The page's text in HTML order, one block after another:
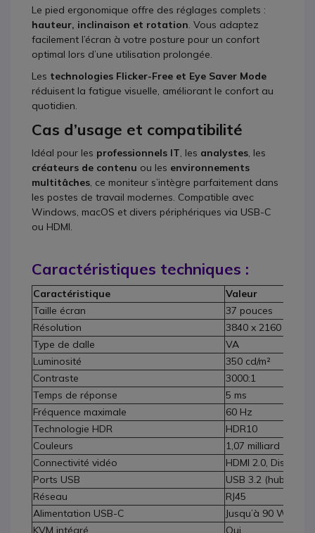
Le pied ergonomique offre des réglages complets :
hauteur, inclinaison et rotation . Vous adaptez
facilement l’écran à votre posture pour un confort
optimal lors d’une utilisation prolongée.
Les technologies Flicker-Free et Eye Saver Mode
réduisent la fatigue visuelle, améliorant le confort au
quotidien.
Cas d’usage et compatibilité
Idéal pour les professionnels IT , les analystes , les
créateurs de contenu ou les environnements
multitâches , ce moniteur s’intègre parfaitement dans
les postes de travail modernes. Compatible avec
Windows, macOS et divers périphériques via USB-C
ou HDMI.
Caractéristiques techniques :
Caractéristique
Valeur
Taille écran
37 pouces
Résolution
3840 x 2160 (4K
Type de dalle
VA
Luminosité
350 cd/m²
Contraste
3000:1
Temps de réponse
5 ms
Fréquence maximale
60 Hz
Technologie HDR
HDR10
Couleurs
1,07 milliard
Connectivité vidéo
HDMI 2.0,
Ports USB
USB 3.2 (hub
Réseau
RJ45
Alimentation USB-C
Jusqu’à 90 W
KVM intégré
Oui